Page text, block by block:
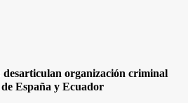
organización criminal
España y Ecuador